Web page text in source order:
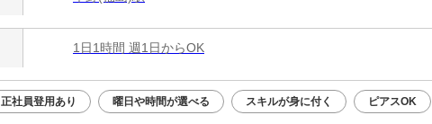
1日1時間 週1日からOK
正社員登用あり 曜日や時間が選べる スキルが身に付く ピアスOK